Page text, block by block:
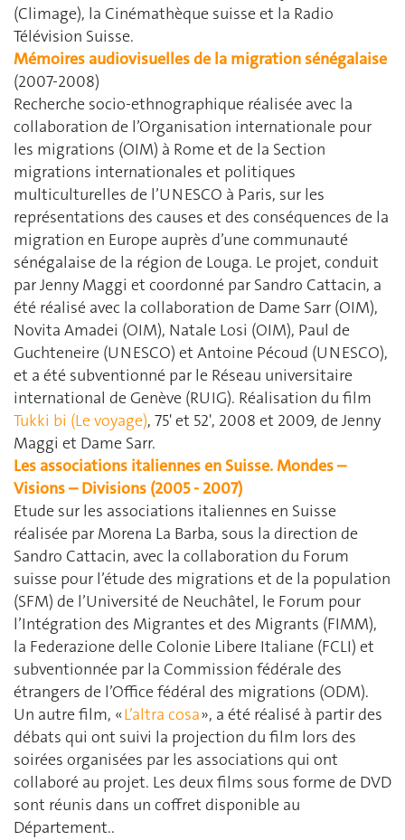
(Climage), la Cinémathèque suisse et la Radio
Télévision Suisse.
Mémoires audiovisuelles de la migration sénégalaise
(2007-2008)
Recherche socio-ethnographique réalisée avec la
collaboration de l’Organisation internationale pour
les migrations (OIM) à Rome et de la Section
migrations internationales et politiques
multiculturelles de l’UNESCO à Paris, sur les
représentations des causes et des conséquences de la
migration en Europe auprès d’une communauté
sénégalaise de la région de Louga. Le projet, conduit
par Jenny Maggi et coordonné par Sandro Cattacin, a
été réalisé avec la collaboration de Dame Sarr (OIM),
Novita Amadei (OIM), Natale Losi (OIM), Paul de
Guchteneire (UNESCO) et Antoine Pécoud (UNESCO),
et a été subventionné par le Réseau universitaire
international de Genève (RUIG). Réalisation du film
Tukki bi (Le voyage), 75' et 52', 2008 et 2009, de Jenny
Maggi et Dame Sarr.
Les associations italiennes en Suisse. Mondes –
Visions – Divisions (2005 - 2007)
Etude sur les associations italiennes en Suisse
réalisée par Morena La Barba, sous la direction de
Sandro Cattacin, avec la collaboration du Forum
suisse pour l’étude des migrations et de la population
(SFM) de l’Université de Neuchâtel, le Forum pour
l’Intégration des Migrantes et des Migrants (FIMM),
la Federazione delle Colonie Libere Italiane (FCLI) et
subventionnée par la Commission fédérale des
étrangers de l’Office fédéral des migrations (ODM).
Un autre film, «L’altra cosa», a été réalisé à partir des
débats qui ont suivi la projection du film lors des
soirées organisées par les associations qui ont
collaboré au projet. Les deux films sous forme de DVD
sont réunis dans un coffret disponible au
Département..